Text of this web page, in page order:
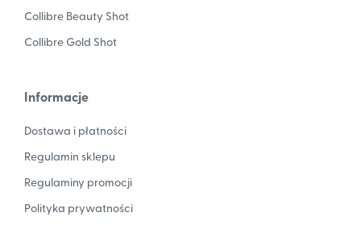
Collibre Beauty Shot
Collibre Gold Shot
Informacje
Dostawa i płatności
Regulamin sklepu
Regulaminy promocji
Polityka prywatności